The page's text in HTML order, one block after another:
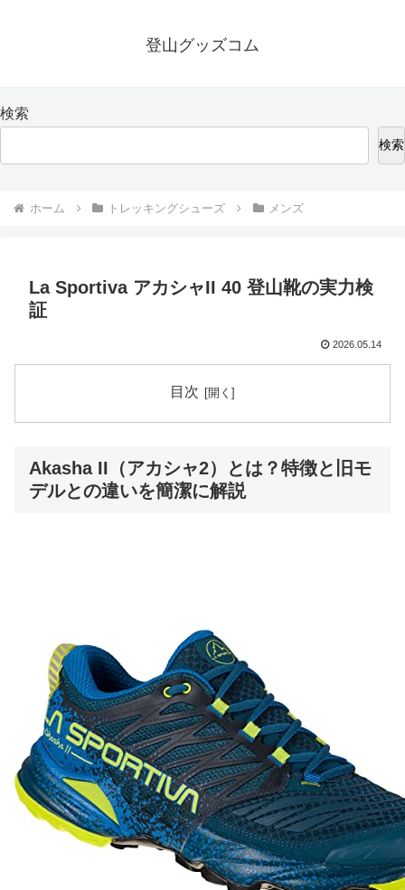
登山グッズコム
検索
検索
ホーム トレッキングシューズ メンズ
La Sportiva アカシャII 40 登山靴の実力検
証
2026.05.14
目次
Akasha II（アカシャ2）とは？特徴と旧モ
デルとの違いを簡潔に解説